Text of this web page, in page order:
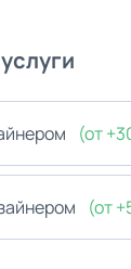
(от
(от